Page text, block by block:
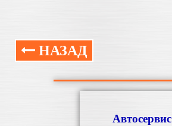
НАЗАД
Автосервис